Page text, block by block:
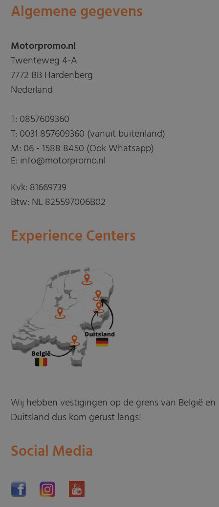
Algemene gegevens
Motorpromo.nl
Twenteweg 4-A
7772 BB Hardenberg
Nederland
T: 0857609360
T: 0031 857609360 (vanuit buitenland)
M: 06 - 1588 8450 (Ook Whatsapp)
E: info@motorpromo.nl
Kvk: 81669739
Btw: NL 825597006B02
Experience Centers
Wij hebben vestigingen op de grens van België en
Duitsland dus kom gerust langs!
Social Media